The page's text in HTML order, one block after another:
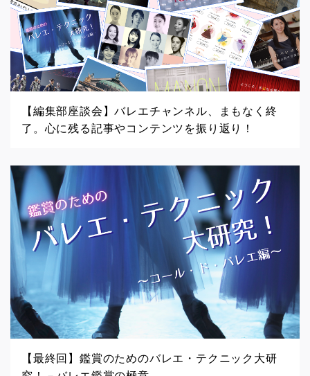
【編集部座談会】バレエチャンネル、まもなく終
了。心に残る記事やコンテンツを振り返り！
【最終回】鑑賞のためのバレエ・テクニック大研